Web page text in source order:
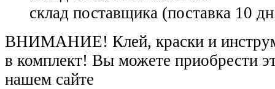
склад поставщика (поставка 10
ВНИМАНИЕ! Клей, краски и
в комплект! Вы можете приобрести
нашем сайте